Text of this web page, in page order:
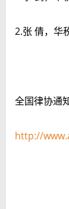
2.张 倩，华
全国律协通
http://